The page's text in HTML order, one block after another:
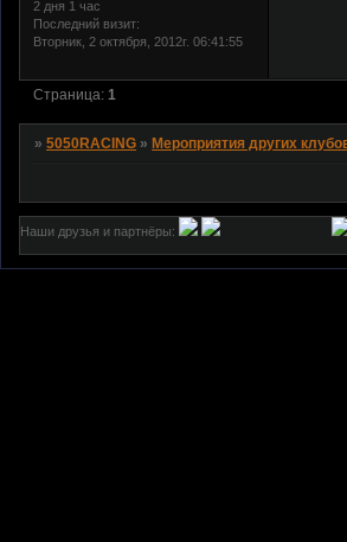
2 дня 1 час
Последний визит:
Вторник, 2 октября, 2012г. 06:41:55
Страница: 1
»5050RACING » Мероприятия других
Наши друзья и партнёры: